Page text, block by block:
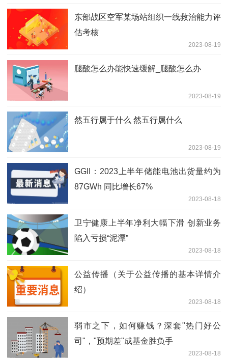
东部战区空军某场站组织一线救治能力评
估考核
2023-08-19
腿酸怎么办能快速缓解_腿酸怎么办
2023-08-19
然五行属于什么 然五行属什么
2023-08-19
GGII：2023上半年储能电池出货量约为
87GWh 同比增长67%
2023-08-18
卫宁健康上半年净利大幅下滑 创新业务
陷入亏损“泥潭”
2023-08-18
公益传播（关于公益传播的基本详情介
绍）
2023-08-18
弱市之下，如何赚钱？深套"热门好公
司"，"预期差"成基金胜负手
2023-08-18